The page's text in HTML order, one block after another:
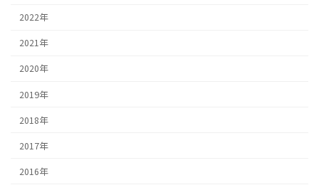
2022年
2021年
2020年
2019年
2018年
2017年
2016年